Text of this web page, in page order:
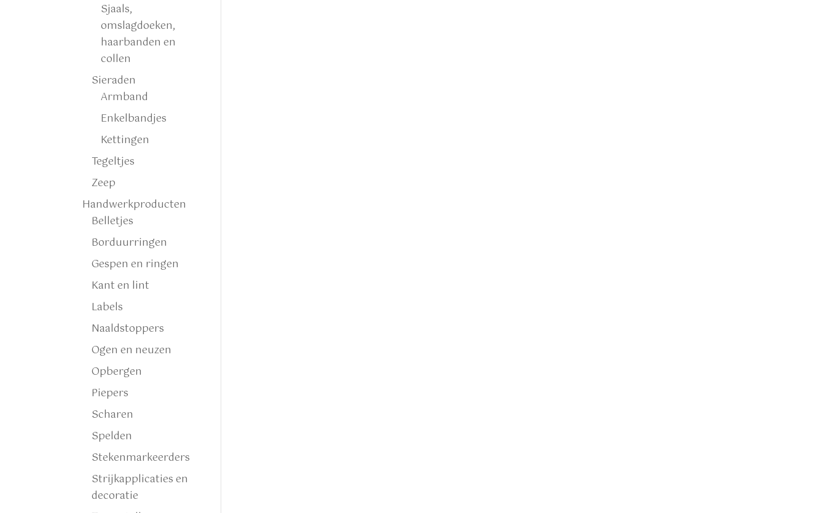
Sjaals,
omslagdoeken,
haarbanden en
collen
Sieraden
Armband
Enkelbandjes
Kettingen
Tegeltjes
Zeep
Handwerkproducten
Belletjes
Borduurringen
Gespen en ringen
Kant en lint
Labels
Naaldstoppers
Ogen en neuzen
Opbergen
Piepers
Scharen
Spelden
Stekenmarkeerders
Strijkapplicaties en
decoratie